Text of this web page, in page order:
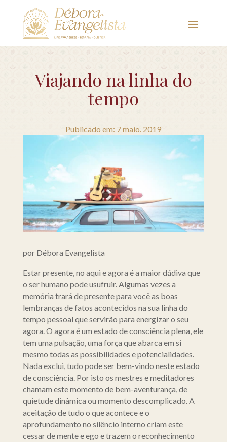
Viajando na linha do
tempo
Publicado em: 7 maio. 2019
por Débora Evangelista
Estar presente, no aqui e agora é a maior dádiva que
o ser humano pode usufruir. Algumas vezes a
memória trará de presente para você as boas
lembranças de fatos acontecidos na sua linha do
tempo pessoal que servirão para energizar o seu
agora. O agora é um estado de consciência plena, ele
tem uma pulsação, uma força que abarca em si
mesmo todas as possibilidades e potencialidades.
Nada exclui, tudo pode ser bem-vindo neste estado
de consciência. Por isto os mestres e meditadores
chamam este momento de bem-aventurança, de
quietude dinâmica ou momento descomplicado. A
aceitação de tudo o que acontece e o
aprofundamento no silêncio interno criam este
cessar de mente e ego e trazem o reconhecimento